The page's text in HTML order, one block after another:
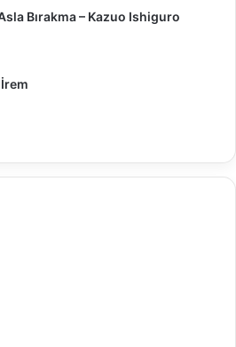
Bırakma – Kazuo Ishiguro